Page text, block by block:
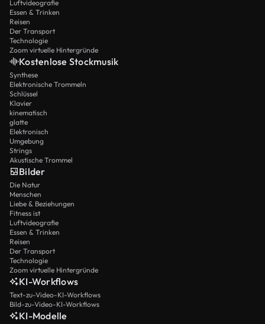
Luftvideografie
Essen & Trinken
Reisen
Der Transport
Technologie
Zoom virtuelle Hintergründe
Kostenlose Stockmusik
Synthese
Elektronische Trommeln
Schlüssel
Klavier
kinematisch
glatte
Elektronisch
Umgebung
Strings
Akustische Trommel
Bilder
Die Natur
Menschen
Liebe & Beziehungen
Fitness ist
Luftvideografie
Essen & Trinken
Reisen
Der Transport
Technologie
Zoom virtuelle Hintergründe
KI-Workflows
Text-zu-Video-KI-Workflows
Bild-zu-Video-KI-Workflows
KI-Modelle